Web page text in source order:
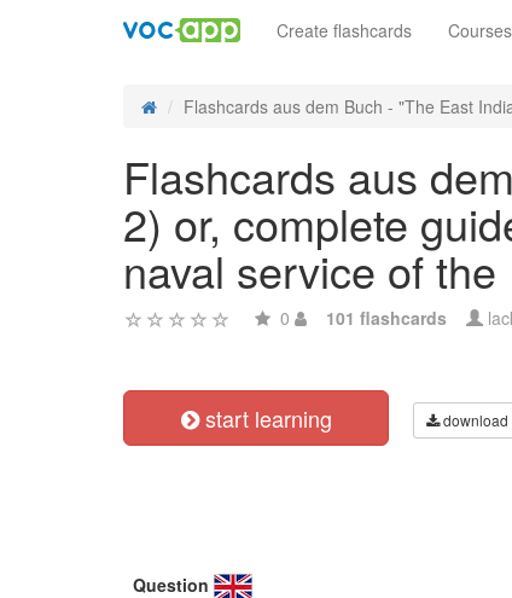
Create flashcards Courses
Flashcards aus dem Buch - "The East
Flashcards aus
2) or, complete
naval service of
0 101 flashcards
start learning download
Question